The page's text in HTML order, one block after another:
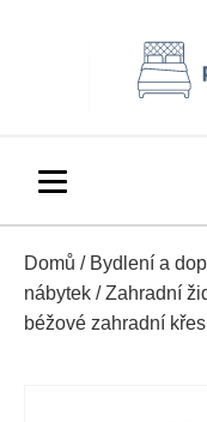
Domů / Bydlení a
nábytek /Zahradní
béžové zahradní